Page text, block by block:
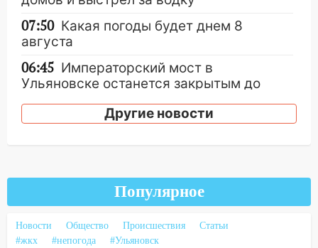
07:50 Какая погоды будет днем 8
августа
06:45 Императорский мост в
Ульяновске останется закрытым до
05:18 Судьба готовит сюрприз: гороскоп
В Ульяновской области объявили
07.08.2026
Другие новости
Популярное
Новости Общество Происшествия
Статьи
#жкх
#непогода #Ульяновск